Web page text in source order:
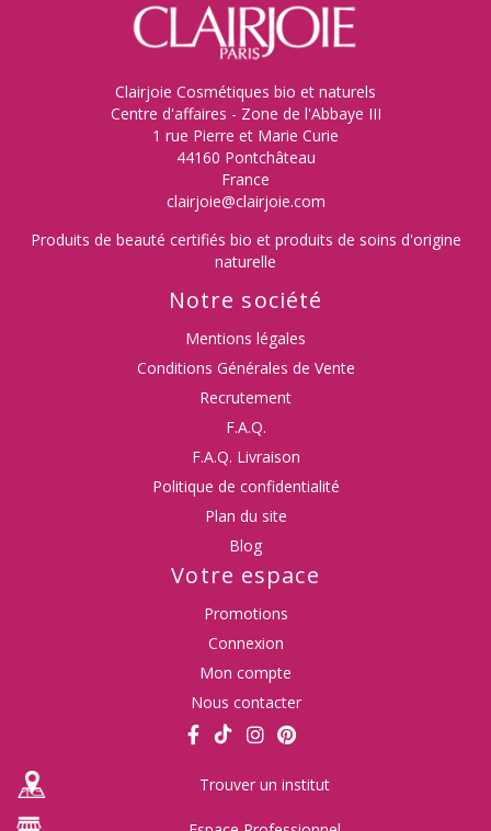
Clairjoie Cosmétiques bio et naturels
Centre d'affaires - Zone de l'Abbaye III
1 rue Pierre et Marie Curie
44160 Pontchâteau
France
clairjoie@clairjoie.com
Produits de beauté certifiés bio et produits de soins d'origine
naturelle
Notre société
Mentions légales
Conditions Générales de Vente
Recrutement
F.A.Q.
F.A.Q. Livraison
Politique de confidentialité
Plan du site
Blog
Votre espace
Promotions
Connexion
Mon compte
Nous contacter
Trouver un institut